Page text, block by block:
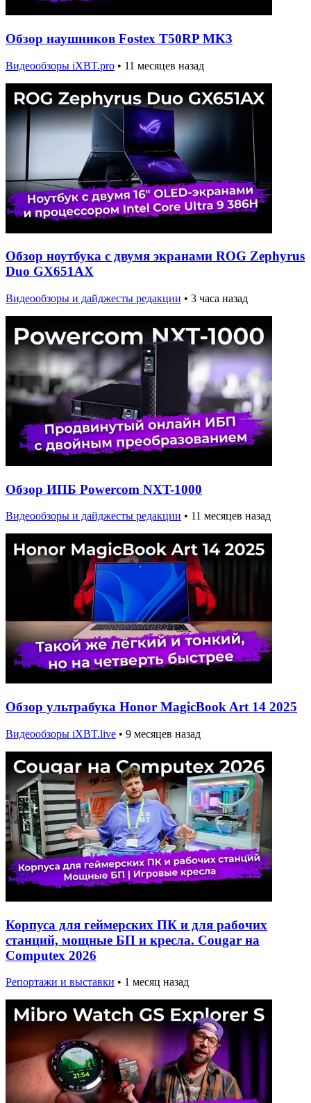
Обзор наушников Fostex T50RP MK3
Видеообзоры iXBT.pro • 11 месяцев назад
Обзор ноутбука с двумя экранами ROG Zephyrus
Duo GX651AX
Видеообзоры и дайджесты редакции • 3 часа назад
Обзор ИПБ Powercom NXT-1000
Видеообзоры и дайджесты редакции • 11 месяцев назад
Обзор ультрабука Honor MagicBook Art 14 2025
Видеообзоры iXBT.live • 9 месяцев назад
Корпуса для геймерских ПК и для рабочих
станций, мощные БП и кресла. Cougar на
Computex 2026
Репортажи и выставки • 1 месяц назад